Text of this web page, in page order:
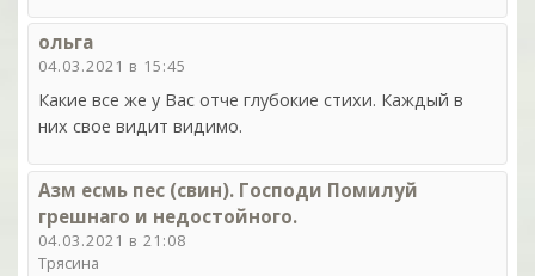
ольга
04.03.2021 в 15:45
Какие все же у Вас отче глубокие стихи. Каждый в
них свое видит видимо.
Азм есмь пес (свин). Господи Помилуй
грешнаго и недостойного.
04.03.2021 в 21:08
Трясина